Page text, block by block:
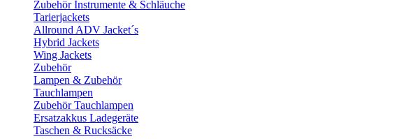
Zubehör Instrumente & Schläuche
Tarierjackets
Allround ADV Jacket´s
Hybrid Jackets
Wing Jackets
Zubehör
Lampen & Zubehör
Tauchlampen
Zubehör Tauchlampen
Ersatzakkus Ladegeräte
Taschen & Rucksäcke